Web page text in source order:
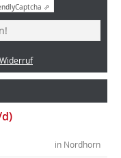
Captcha ⇗
in Nordhorn